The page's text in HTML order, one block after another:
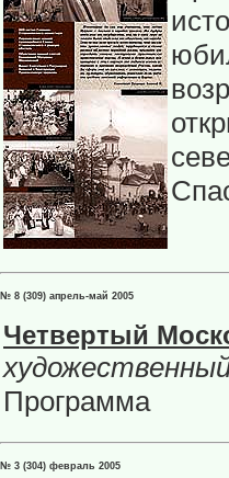
№ 8 (309) апрель-май 2005
Четвертый
Программа
№ 3 (304) февраль 2005